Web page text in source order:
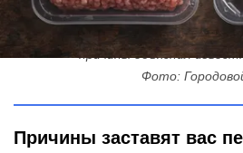
От покупного фарша отказаться,
причины объяснил
Фото:
Причины заставят вас